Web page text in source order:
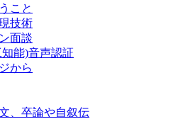
こと
技術
面談
知能)音声認証
から
、卒論や自叙伝